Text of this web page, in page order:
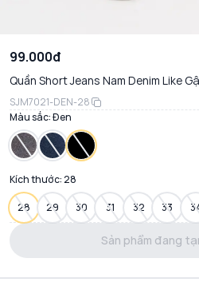
99.000đ
Quần Short Jeans Nam Denim Like
SJM7021-DEN-28
Màu sắc:Đen
Kích thước:28
28 29 30 31 32 33
Sản phẩm đang